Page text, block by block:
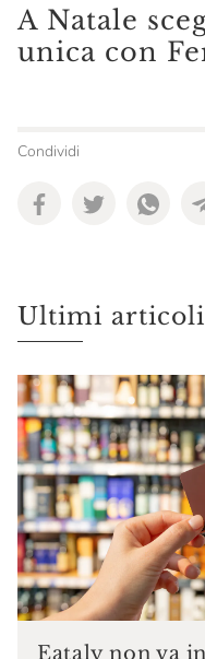
A Natale
unica con
Condividi
Ultimi articoli
Eataly non va